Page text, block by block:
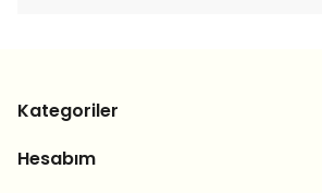
Kategoriler
Hesabım